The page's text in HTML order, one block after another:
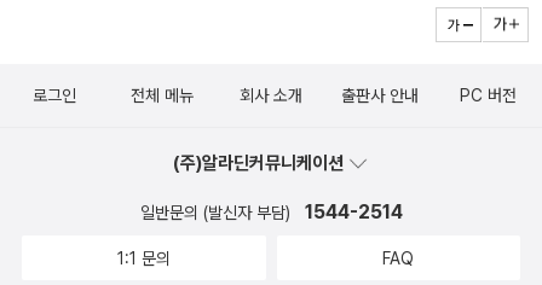
붙잡느라 애먹었다. 그래도 꿋꿋이 버티고 먹는 많은 사람들이 있었
다.ㅎㅎㅎ치맥의 조화는 좋지만 배불러서 더 즐길 수 없었다는 게 유
일한 아쉬움!3. 그녀의 미모태종대에 갔을 때는 미친 듯이 불어닥치
들고 갔지만 '거치대'를 두고 가는 바람에 그저 '봉'뿐인 셀카봉은 쓸모
말았다. 인생이 힘들어질 때 꺼내어 들여다 보면 빵 터질 사진 한장 구
한 걸로 만족!부산의 홍보대사 최지우. 최지우가 부산 출신이었나?
대도 크게 와닿지 않았다. 내가 잘 몰랐던 배우 박혜나의 캣츠, 위키드
에 보게 될 '노트르담 드 파리'에 대한 기대를 더 높여놨다. 그리고 누
다. 역시 불후의 명곡에서 나를 감동시켰던 그 실력 그대로다. 그밖에
양준모, 최수형, 한지상이 나왔고, 송용진은 오후 3시에 엉덩이를 들
금했던 마이클 리는 이 무대를 관객들에게 선보이는 게 아니라 사장
로그인 전체 메뉴 회사 소개 출판사 안내 PC 버전
(주)알라딘커뮤니케이션
일반문의 (발신자 부담) 1544-2514
1:1 문의 FAQ